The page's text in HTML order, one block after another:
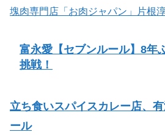
塊肉専門店「お肉ジャパン」片根
富永愛【セブンルール】8年
挑戦！
立ち食いスパイスカレー店、
ール